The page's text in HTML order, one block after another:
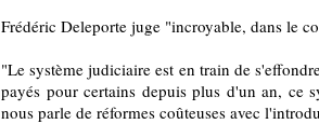
Frédéric Deleporte juge "incroyable, dans le
"Le système judiciaire est en train de
payés pour certains depuis plus d'un an, ce
nous parle de réformes coûteuses avec